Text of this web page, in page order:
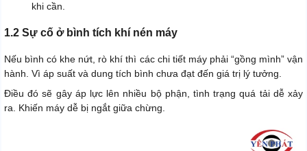
khi cần.
1.2 Sự cố ở bình tích khí nén máy
Nếu bình có khe nứt, rò khí thì các chi tiết máy phải “gồng mình” vận
hành. Vì áp suất và dung tích bình chưa đạt đến giá trị lý tưởng.
Điều đó sẽ gây áp lực lên nhiều bộ phận, tình trạng quá tải dễ xảy
ra. Khiến máy dễ bị ngắt giữa chừng.